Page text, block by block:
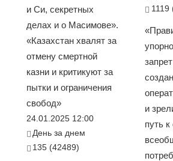
и Си, секретных
делах и о Масимове».
«Казахстан хвалят за
отмену смертной
казни и критикуют за
пытки и ограничения
свобод»
24.01.2025 12:00
День за днем
135 (42489)
1119
и
путь